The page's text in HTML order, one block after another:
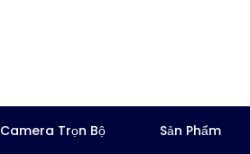
Camera Trọn Bộ Sản Phẩm